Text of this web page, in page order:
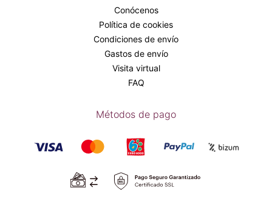
Conócenos
Política de cookies
Condiciones de envío
Gastos de envío
Visita virtual
FAQ
Métodos de pago